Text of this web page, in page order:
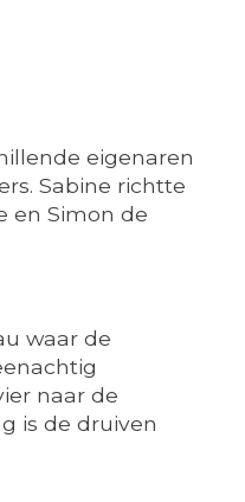
eigenaren
Sabine richtte
en Simon de
waar de
naar de
is de druiven